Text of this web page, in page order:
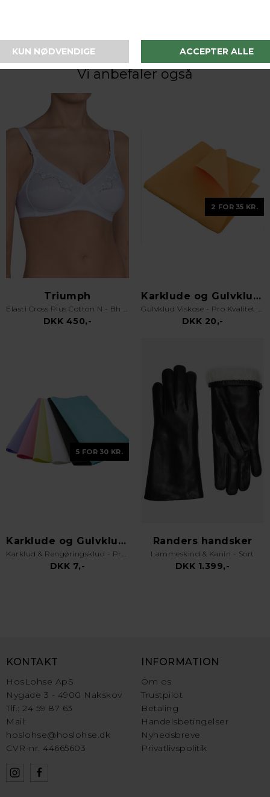
Vi anbefaler også
Triumph
Elasti Cross Plus Cotton N - Bh uden bøjle - Hvid
DKK 450,-
2 FOR 35 KR.
Karklude og Gulvklude
Gulvklud Viskose - Pro Kvalitet - Orange
DKK 20,-
5 FOR 30 KR.
Karklude og Gulvklude
Karklud & Rengøringsklud - Pro Kvalitet - Valgfri Farve
DKK 7,-
Randers handsker
Lammeskind & Kanin - Sort
DKK 1.399,-
KONTAKT
HosLohse ApS
Nygade 3 - 4900 Nakskov
Tlf.: 24 59 87 63
Mail:
hoslohse@hoslohse.dk
CVR-nr. 44665603
INFORMATION
Om os
Trustpilot
Betaling
Handelsbetingelser
Nyhedsbreve
Privatlivspolitik